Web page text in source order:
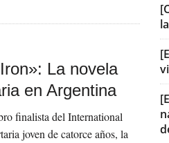
La novela
en Argentina
finalista del International
joven de catorce años, la